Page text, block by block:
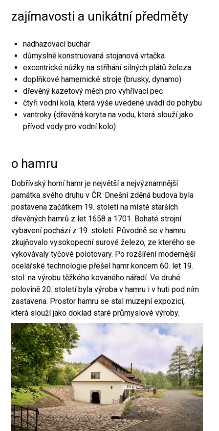
zajímavosti a unikátní předměty
nadhazovací buchar
důmyslně konstruovaná stojanová vrtačka
excentrické nůžky na stříhání silných plátů železa
doplňkové hamernické stroje (brusky, dynamo)
dřevěný kazetový měch pro vyhřívací pec
čtyři vodní kola, která výše uvedené uvádí do pohybu
vantroky (dřevěná koryta na vodu, která slouží jako
přívod vody pro vodní kolo)
o hamru
Dobřívský horní hamr je největší a nejvýznamnější
památka svého druhu v ČR. Dnešní zděná budova byla
postavena začátkem 19. století na místě starších
dřevěných hamrů z let 1658 a 1701. Bohaté strojní
vybavení pochází z 19. století. Původně se v hamru
zkujňovalo vysokopecní surové železo, ze kterého se
vykovávaly tyčové polotovary. Po rozšíření modernější
ocelářské technologie přešel hamr koncem 60. let 19.
stol. na výrobu těžkého kovaného nářadí. Ve druhé
polovině 20. století byla výroba v hamru i v huti pod ním
zastavena. Prostor hamru se stal muzejní expozicí,
která slouží jako doklad staré průmyslové výroby.